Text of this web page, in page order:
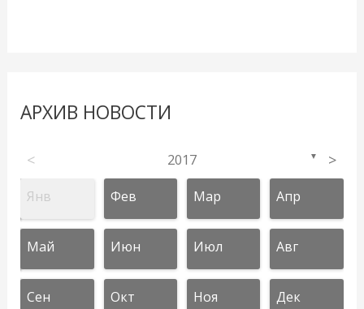
АРХИВ НОВОСТИ
< 2017 ▼ >
Янв Фев Мар Апр
Май Июн Июл Авг
Сен Окт Ноя Дек